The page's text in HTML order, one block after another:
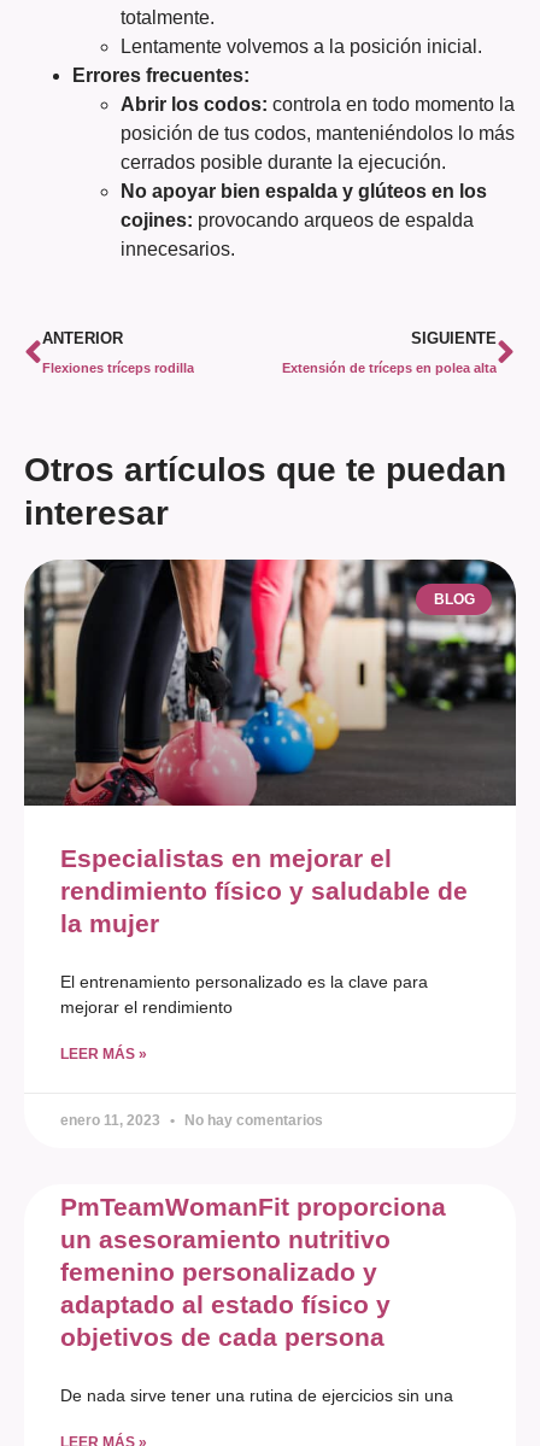
totalmente.
Lentamente volvemos a la posición inicial.
Errores frecuentes:
Abrir los codos: controla en todo momento la
posición de tus codos, manteniéndolos lo más
cerrados posible durante la ejecución.
No apoyar bien espalda y glúteos en los
cojines: provocando arqueos de espalda
innecesarios.
ANTERIOR
Flexiones tríceps rodilla
SIGUIENTE
Extensión de tríceps en polea alta
Otros artículos que te puedan
interesar
BLOG
Especialistas en mejorar el
rendimiento físico y saludable de
la mujer
El entrenamiento personalizado es la clave para
mejorar el rendimiento
LEER MÁS »
enero 11, 2023 No hay comentarios
PmTeamWomanFit proporciona
un asesoramiento nutritivo
femenino personalizado y
adaptado al estado físico y
objetivos de cada persona
De nada sirve tener una rutina de ejercicios sin una
LEER MÁS »